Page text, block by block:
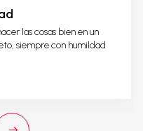
las cosas bien en un
siempre con humildad